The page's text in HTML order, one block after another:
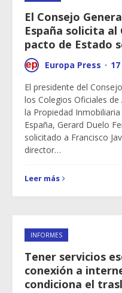
El Consejo
España solicita al
pacto de Estado
Europa Press ·
El presidente del
los Colegios Oficiales de
la Propiedad Inmobiliaria
España, Gerard Duelo
solicitado a Francisco
director…
Leer más
INFORMES
Tener servicios
conexión a
condiciona el